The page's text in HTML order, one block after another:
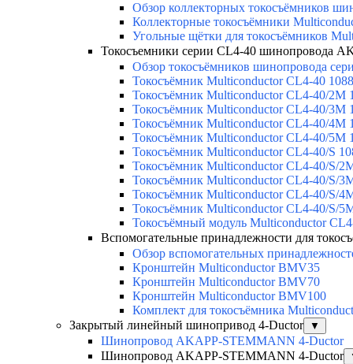
Обзор коллекторных токосъёмников
Коллекторные токосъёмники
Угольные щётки для токосъёмников
Токосъемники серии CL4-40 шинопровода
Обзор токосъёмников шинопровода
Токосъёмник Multiconductor CL4-40
Токосъёмник Multiconductor CL4-40/2M
Токосъёмник Multiconductor CL4-40/3M
Токосъёмник Multiconductor CL4-40/4M
Токосъёмник Multiconductor CL4-40/5M
Токосъёмник Multiconductor CL4-40/S
Токосъёмник Multiconductor CL4-40/S/
Токосъёмник Multiconductor CL4-40/S/
Токосъёмник Multiconductor CL4-40/S/
Токосъёмник Multiconductor CL4-40/S/
Токосъёмный модуль Multiconductor
Вспомогательные принадлежности для
Обзор вспомогательных
Кронштейн Multiconductor BMV35
Кронштейн Multiconductor BMV70
Кронштейн Multiconductor BMV100
Комплект для токосъёмника
Закрытый линейный шинопривод 4-Ductor
▼
Шинопровод AKAPP-STEMMANN 4-Ductor
Шинопровод AKAPP-STEMMANN 4-Ductor